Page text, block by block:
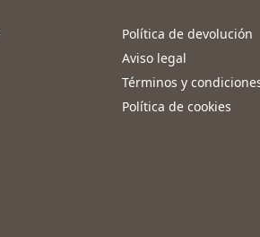
Política de devolución
Aviso legal
Términos y
Política de cookies